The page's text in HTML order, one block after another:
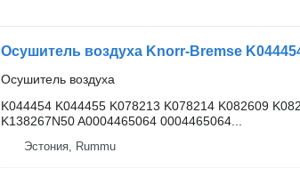
Осушитель воздуха
K044454 K044455 K078213 K078214 K082609
K138267N50 A0004465064 0004465064...
Эстония, Rummu